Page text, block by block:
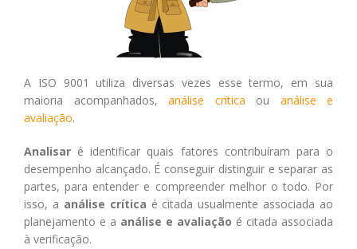
A ISO 9001 utiliza diversas vezes esse termo, em sua
maioria acompanhados, análise crítica ou análise e
avaliação.
Analisar é identificar quais fatores contribuíram para o
desempenho alcançado. É conseguir distinguir e separar as
partes, para entender e compreender melhor o todo. Por
isso, a análise crítica é citada usualmente associada ao
planejamento e a análise e avaliação é citada associada
à verificação.